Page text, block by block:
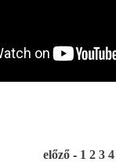
előző - 1 2 3 4